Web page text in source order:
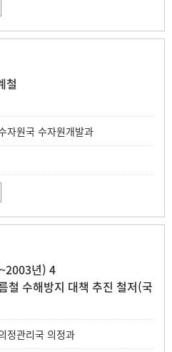
철
자원국 수자원개발과
년) 4
철 수해방지 대책 추진 철저(국
정관리국 의정과